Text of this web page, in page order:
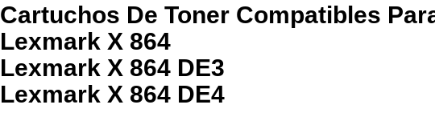
Cartuchos De Toner Compatibles
Lexmark X 864
Lexmark X 864 DE3
Lexmark X 864 DE4